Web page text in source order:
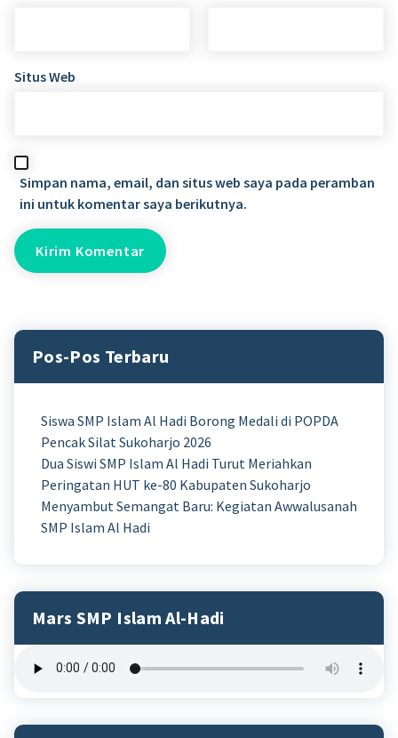
Situs Web
Simpan nama, email, dan situs web saya pada peramban
ini untuk komentar saya berikutnya.
Pos-Pos Terbaru
Siswa SMP Islam Al Hadi Borong Medali di POPDA
Pencak Silat Sukoharjo 2026
Dua Siswi SMP Islam Al Hadi Turut Meriahkan
Peringatan HUT ke-80 Kabupaten Sukoharjo
Menyambut Semangat Baru: Kegiatan Awwalusanah
SMP Islam Al Hadi
Mars SMP Islam Al-Hadi